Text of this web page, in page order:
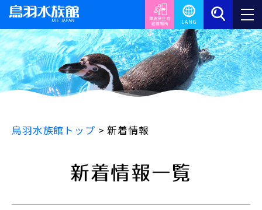
鳥羽水族館トップ >新着情報
新着情報一覧